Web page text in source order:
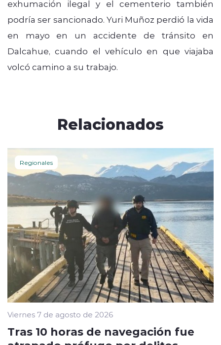
exhumación ilegal y el cementerio también
podría ser sancionado. Yuri Muñoz perdió la vida
en mayo en un accidente de tránsito en
Dalcahue, cuando el vehículo en que viajaba
volcó camino a su trabajo.
Relacionados
Regionales
Viernes 7 de agosto de 2026
Tras 10 horas de navegación fue